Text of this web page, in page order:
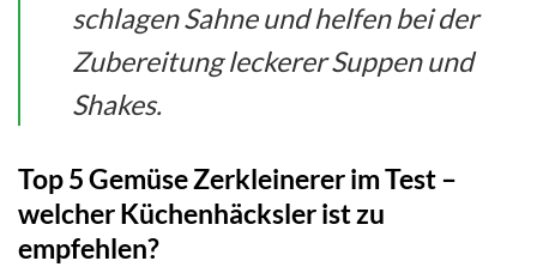
schlagen Sahne und helfen bei der
Zubereitung leckerer Suppen und
Shakes.
Top 5 Gemüse Zerkleinerer im Test –
welcher Küchenhäcksler ist zu
empfehlen?